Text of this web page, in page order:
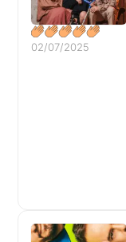
02/07/2025